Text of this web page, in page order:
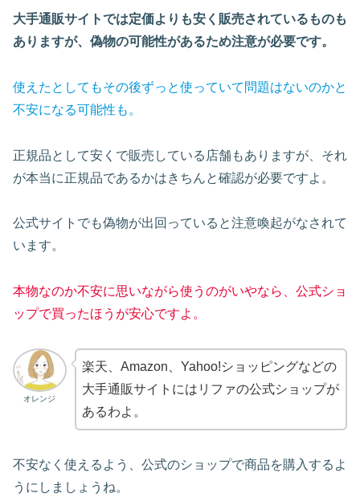
大手通販サイトでは定価よりも安く販売されているものも
ありますが、偽物の可能性があるため注意が必要です。
使えたとしてもその後ずっと使っていて問題はないのかと
不安になる可能性も。
正規品として安くで販売している店舗もありますが、それ
が本当に正規品であるかはきちんと確認が必要ですよ。
公式サイトでも偽物が出回っていると注意喚起がなされて
います。
本物なのか不安に思いながら使うのがいやなら、公式ショ
ップで買ったほうが安心ですよ。
オレンジ
楽天、Amazon、Yahoo!ショッピングなどの
大手通販サイトにはリファの公式ショップが
あるわよ。
不安なく使えるよう、公式のショップで商品を購入するよ
うにしましょうね。